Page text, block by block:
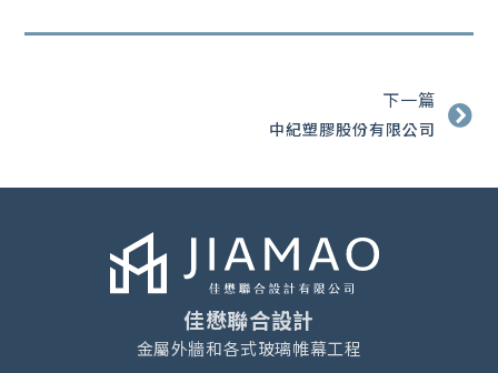
下一篇
中紀塑膠股份有限公司
佳懋聯合設計
金屬外牆和各式玻璃帷幕工程